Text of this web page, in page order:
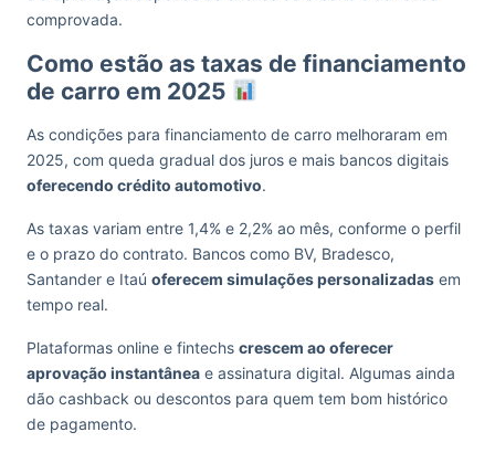
comprovada.
Como estão as taxas de financiamento
de carro em 2025
As condições para financiamento de carro melhoraram em
2025, com queda gradual dos juros e mais bancos digitais
oferecendo crédito automotivo.
As taxas variam entre 1,4% e 2,2% ao mês, conforme o perfil
e o prazo do contrato. Bancos como BV, Bradesco,
Santander e Itaú oferecem simulações personalizadas em
tempo real.
Plataformas online e fintechs crescem ao oferecer
aprovação instantânea e assinatura digital. Algumas ainda
dão cashback ou descontos para quem tem bom histórico
de pagamento.